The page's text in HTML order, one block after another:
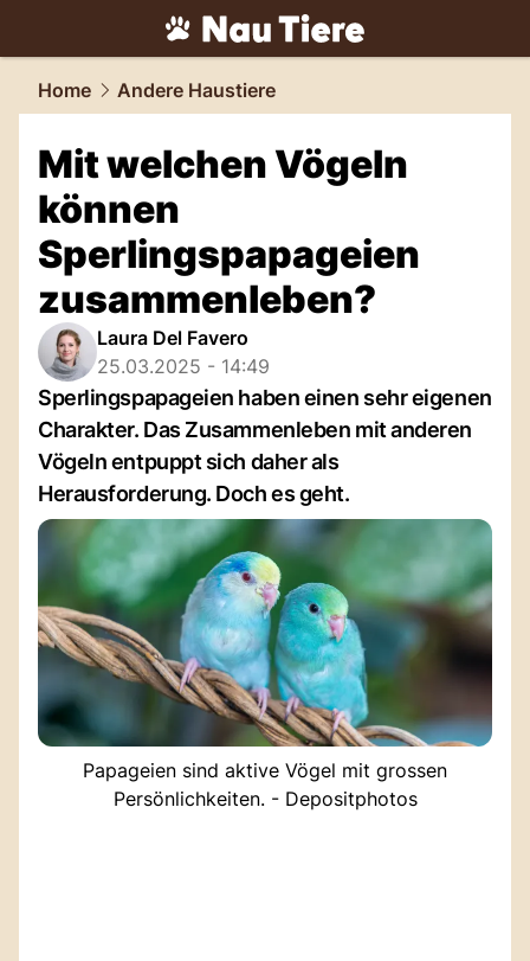
tiere.NAU.ch
Home Andere Haustiere
Mit welchen Vögeln
können
Sperlingspapageien
zusammenleben?
Laura Del Favero
25.03.2025 - 14:49
Sperlingspapageien haben einen sehr eigenen
Charakter. Das Zusammenleben mit anderen
Vögeln entpuppt sich daher als
Herausforderung. Doch es geht.
Papageien sind aktive Vögel mit grossen
Persönlichkeiten. - Depositphotos